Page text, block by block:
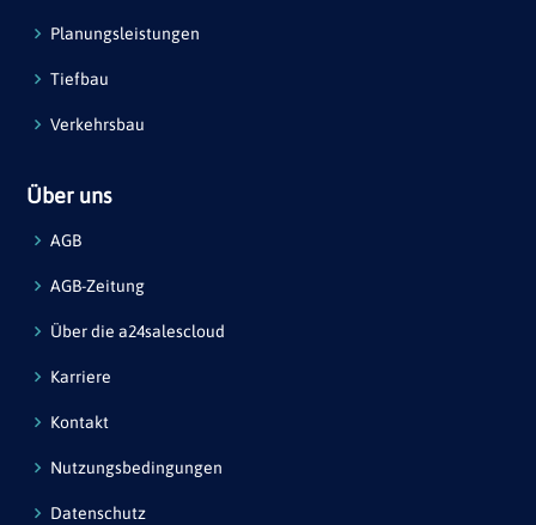
Planungsleistungen
Tiefbau
Verkehrsbau
Über uns
AGB
AGB-Zeitung
Über die a24salescloud
Karriere
Kontakt
Nutzungsbedingungen
Datenschutz